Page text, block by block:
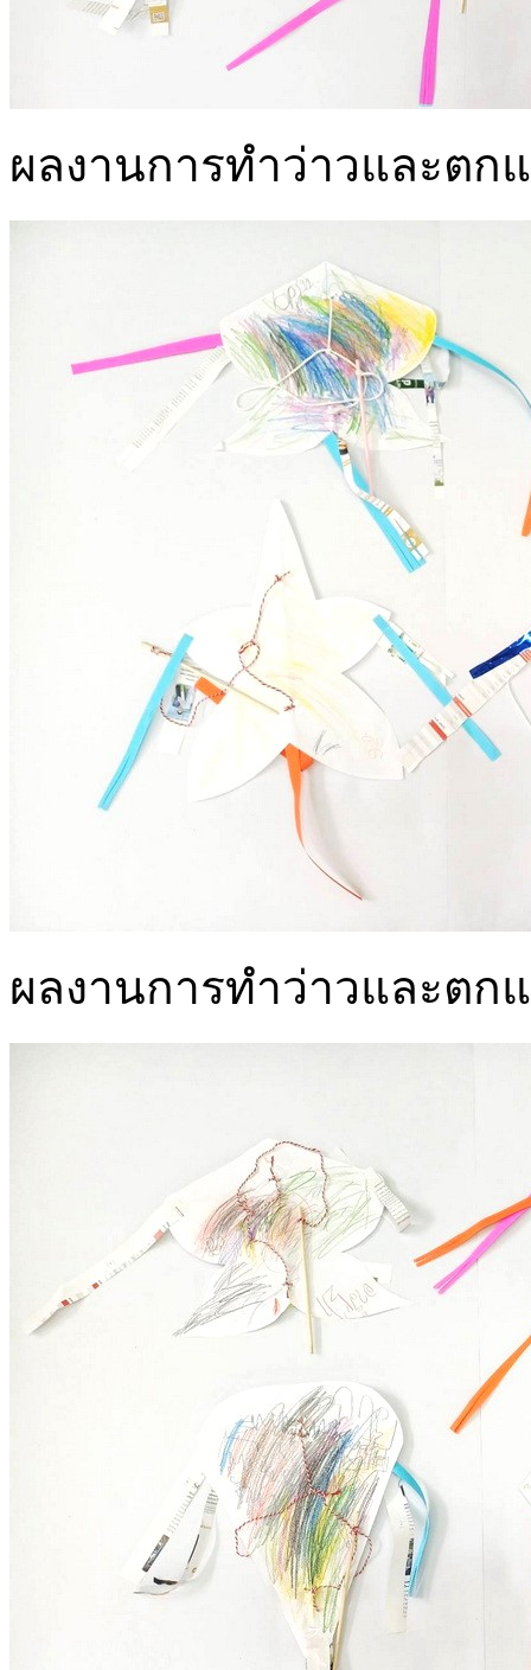
ผลงานการทำว่าวและตก
ผลงานการทำว่าวและตก